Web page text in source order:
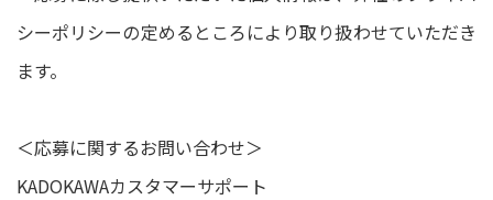
シーポリシーの定めるところにより取り扱わせていただき
ます。
＜応募に関するお問い合わせ＞
KADOKAWAカスタマーサポート